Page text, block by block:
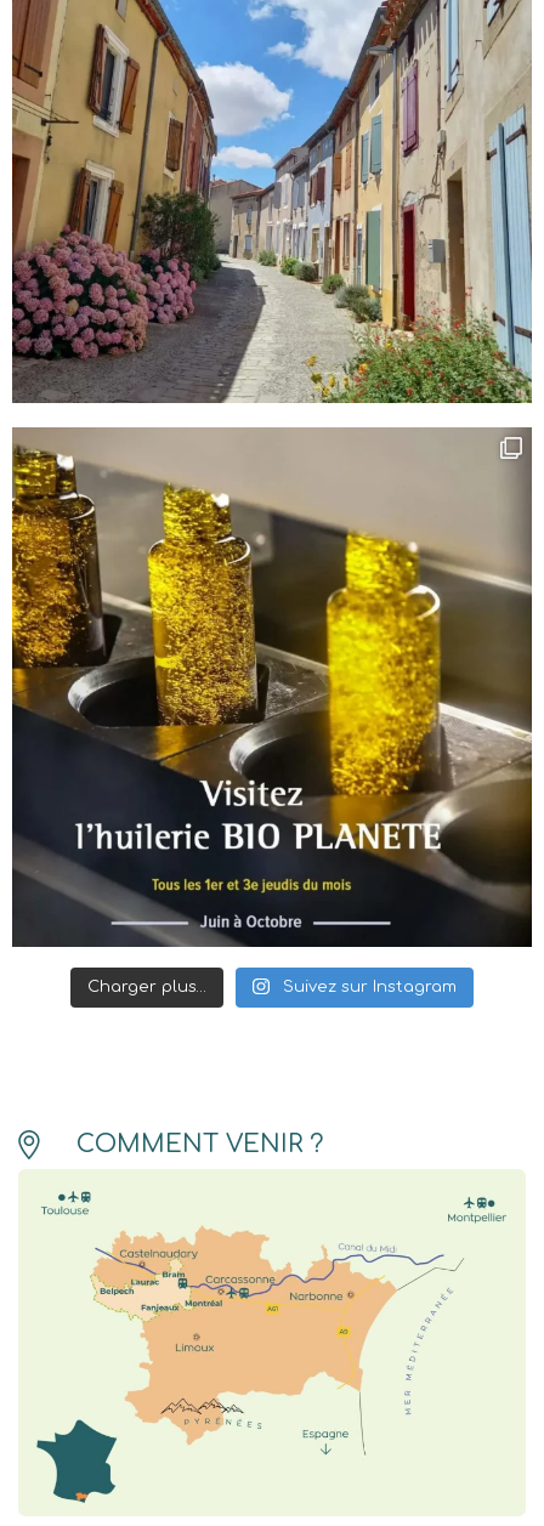
Charger plus… Suivez sur Instagram
COMMENT VENIR ?